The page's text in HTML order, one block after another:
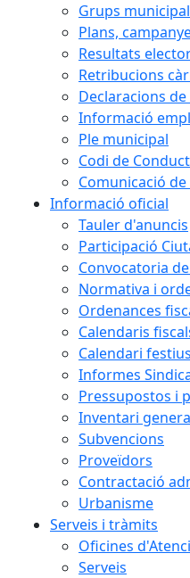
Grups
Plans,
Resultats
Retribucions
Declaracions
Informació
Ple municipal
Codi de
Comunicació
Informació oficial
Tauler d'anuncis
Participació
Convocatoria
Normativa i
Ordenances
Calendaris
Calendari
Informes
Pressupostos i
Inventari
Subvencions
Proveïdors
Contractació
Urbanisme
Serveis i tràmits
Oficines
Serveis